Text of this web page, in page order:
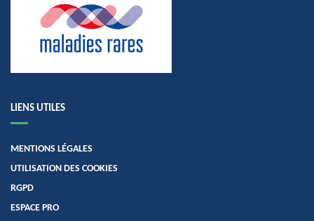
LIENS UTILES
MENTIONS LÉGALES
UTILISATION DES COOKIES
RGPD
ESPACE PRO